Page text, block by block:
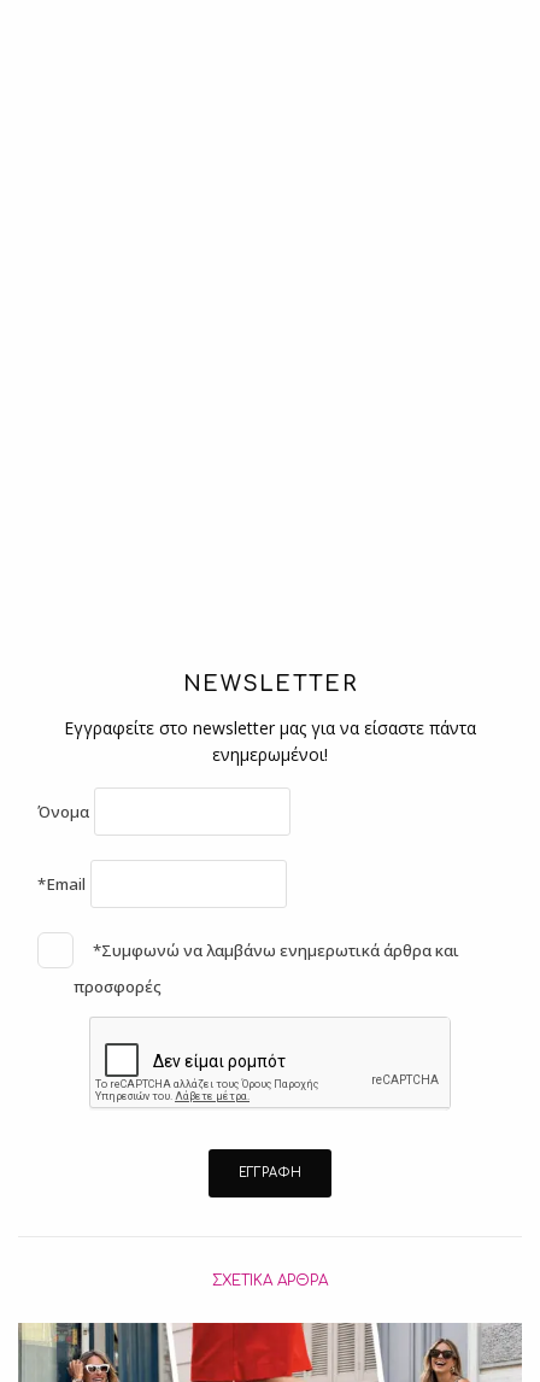
NEWSLETTER
Εγγραφείτε στο newsletter μας για να είσαστε πάντα
ενημερωμένοι!
Όνομα
*Email
*Συμφωνώ να λαμβάνω ενημερωτικά άρθρα και
προσφορές
ΣΧΕΤΙΚΆ ΆΡΘΡΑ